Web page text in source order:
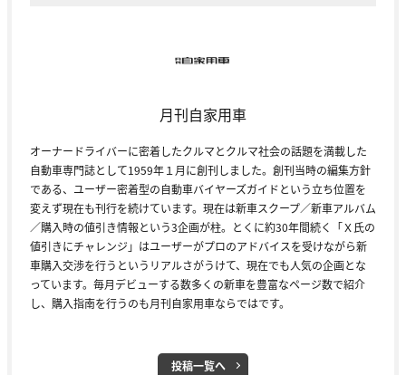
月刊自家用車
オーナードライバーに密着したクルマとクルマ社会の話題を満載した
自動車専門誌として1959年１月に創刊しました。創刊当時の編集方針
である、ユーザー密着型の自動車バイヤーズガイドという立ち位置を
変えず現在も刊行を続けています。現在は新車スクープ／新車アルバム
／購入時の値引き情報という3企画が柱。とくに約30年間続く「Ｘ氏の
値引きにチャレンジ」はユーザーがプロのアドバイスを受けながら新
車購入交渉を行うというリアルさがうけて、現在でも人気の企画とな
っています。毎月デビューする数多くの新車を豊富なページ数で紹介
し、購入指南を行うのも月刊自家用車ならではです。
投稿一覧へ